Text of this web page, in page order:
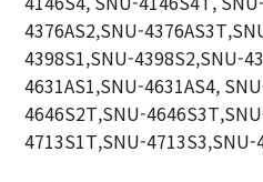
4376AS2,SNU-
4398S1,SNU-4398S2,SNU-
4631AS1,SNU-4631AS4,
4646S2T,SNU-
4713S1T,SNU-4713S3,SNU-
한국세포주학술상
관련자료실